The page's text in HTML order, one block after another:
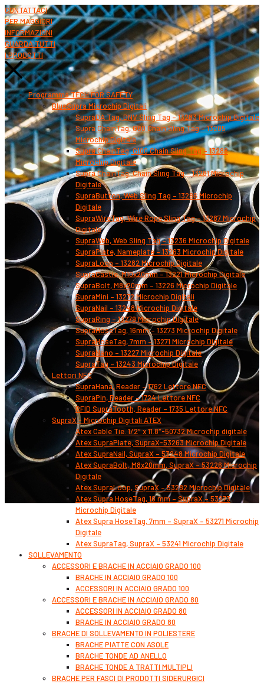
CONTATTACI
PER MAGGIORI
INFORMAZIONI
GUARDA TUTTI
I PRODOTTI
Programma TECH FOR SAFETY
BlueSupra Microchip Digitali
SupraDA Tag, DNV Sling Tag – 13283 Microchip Digitale
Supra ChainTag, G80 Chain Sling Tag – 13285
Microchip Digitale
Supra ChainTag, G100 Chain Sling Tag – 13288
Microchip Digitale
Supra ChainTag, Chain Sling Tag – 13281 Microchip
Digitale
SupraButton, Web Sling Tag – 13286 Microchip
Digitale
SupraWireTag, Wire Rope Sling Tag – 13287 Microchip
Digitale
SupraWeb, Web Sling Tag – 13236 Microchip Digitale
SupraPlate, Nameplate – 13263 Microchip Digitale
SupraLoop – 13282 Microchip Digitale
SupraCastle, M10x20mm – 13221 Microchip Digitale
SupraBolt, M8x20mm – 13226 Microchip Digitale
SupraMini – 13272 Microchip Digitali
SupraNail – 13248 Microchip Digitale
SupraRing – 13279 Microchip Digitale
SupraHoseTag, 16mm – 13273 Microchip Digitale
SupraHoseTag, 7mm – 13271 Microchip Digitale
SupraNano – 13227 Microchip Digitale
SupraTag – 13243 Microchip Digitale
Lettori NFC
SupraHana, Reader – 1762 Lettore NFC
SupraPin, Reader – 1724 Lettore NFC
RFID SupraTooth, Reader – 1735 Lettore NFC
SupraX - Microchip Digitali ATEX
Atex Cable Tie. 1/2″ x 11.8″-50732 Microchip digitale
Atex SupraPlate, SupraX-53263 Microchip Digitale
Atex SupraNail, SupraX – 53248 Microchip Digitale
Atex SupraBolt, M8x20mm, SupraX – 53226 Microchip
Digitale
Atex SupraLoop, SupraX – 53282 Microchip Digitale
Atex Supra HoseTag, 16 mm – SupraX – 53273
Microchip Digitale
Atex Supra HoseTag, 7mm – SupraX – 53271 Microchip
Digitale
Atex SupraTag, SupraX – 53241 Microchip Digitale
SOLLEVAMENTO
ACCESSORI E BRACHE IN ACCIAIO GRADO 100
BRACHE IN ACCIAIO GRADO 100
ACCESSORI IN ACCIAIO GRADO 100
ACCESSORI E BRACHE IN ACCIAIO GRADO 80
ACCESSORI IN ACCIAIO GRADO 80
BRACHE IN ACCIAIO GRADO 80
BRACHE DI SOLLEVAMENTO IN POLIESTERE
BRACHE PIATTE CON ASOLE
BRACHE TONDE AD ANELLO
BRACHE TONDE A TRATTI MULTIPLI
BRACHE PER FASCI DI PRODOTTI SIDERURGICI